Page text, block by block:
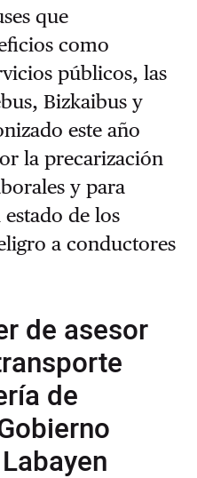
que
como
públicos, las
Bizkaibus y
este año
la precarización
y para
de los
a conductores
de asesor
de